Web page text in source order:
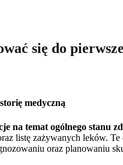
się do
medyczną
na temat ogólnego stanu
listę zażywanych leków. Te
oraz planowaniu